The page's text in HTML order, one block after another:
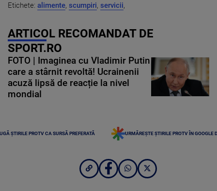
Etichete: alimente, scumpiri, servicii,
ARTICOL RECOMANDAT DE
SPORT.RO
FOTO | Imaginea cu Vladimir Putin
care a stârnit revoltă! Ucrainenii
acuză lipsă de reacție la nivel
mondial
ȘTIRILE PROTV CA SURSĂ PREFERATĂ URMĂREȘTE ȘTIRILE PROTV ÎN GOOGLE